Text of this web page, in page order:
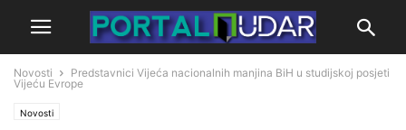
Novosti
Predstavnici Vijeća nacionalnih manjina BiH u studijskoj posjeti
Vijeću Evrope
Novosti